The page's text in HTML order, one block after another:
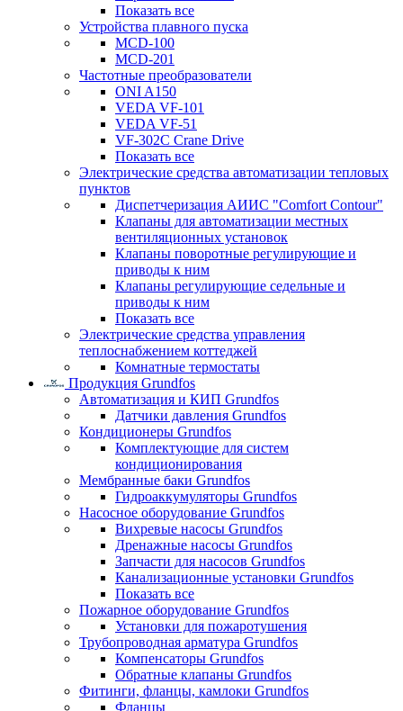
Показать все
Устройства плавного пуска
MCD-100
MCD-201
Частотные преобразователи
ONI A150
VEDA VF-101
VEDA VF-51
VF-302C Crane Drive
Показать все
Электрические средства автоматизации тепловых
пунктов
Диспетчеризация АИИС "Comfort Contour"
Клапаны для автоматизации местных
вентиляционных установок
Клапаны поворотные регулирующие и
приводы к ним
Клапаны регулирующие седельные и
приводы к ним
Показать все
Электрические средства управления
теплоснабжением коттеджей
Комнатные термостаты
Продукция Grundfos
Автоматизация и КИП Grundfos
Датчики давления Grundfos
Кондиционеры Grundfos
Комплектующие для систем
кондиционирования
Мембранные баки Grundfos
Гидроаккумуляторы Grundfos
Насосное оборудование Grundfos
Вихревые насосы Grundfos
Дренажные насосы Grundfos
Запчасти для насосов Grundfos
Канализационные установки Grundfos
Показать все
Пожарное оборудование Grundfos
Установки для пожаротушения
Трубопроводная арматура Grundfos
Компенсаторы Grundfos
Обратные клапаны Grundfos
Фитинги, фланцы, камлоки Grundfos
Фланцы